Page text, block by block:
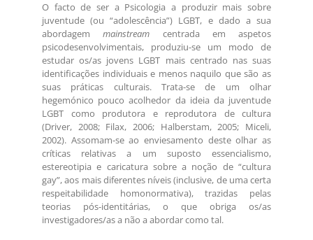
O facto de ser a Psicologia a produzir mais sobre
juventude (ou “adolescência”) LGBT, e dado a sua
abordagemmainstream centrada em aspetos
psicodesenvolvimentais, produziu-se um modo de
estudar os/as jovens LGBT mais centrado nas suas
identificações individuais e menos naquilo que são as
suas práticas culturais. Trata-se de um olhar
hegemónico pouco acolhedor da ideia da juventude
LGBT como produtora e reprodutora de cultura
(Driver, 2008; Filax, 2006; Halberstam, 2005; Miceli,
2002). Assomam-se ao enviesamento deste olhar as
críticas relativas a um suposto essencialismo,
estereotipia e caricatura sobre a noção de “cultura
gay”, aos mais diferentes níveis (inclusive, de uma certa
respeitabilidade homonormativa), trazidas pelas
teorias pós-identitárias, o que obriga os/as
investigadores/as a não a abordar como tal.